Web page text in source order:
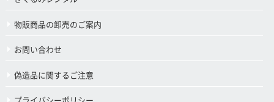
物販商品の卸売のご案内
お問い合わせ
偽造品に関するご注意